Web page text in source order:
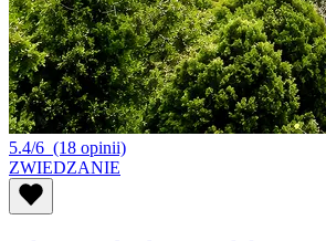
5.4/6 (18 opinii)
ZWIEDZANIE